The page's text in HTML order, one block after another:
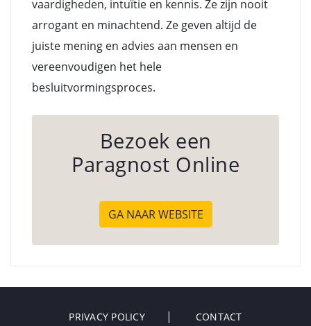
vaardigheden, intuïtie en kennis. Ze zijn nooit
arrogant en minachtend. Ze geven altijd de
juiste mening en advies aan mensen en
vereenvoudigen het hele
besluitvormingsproces.
Bezoek een
Paragnost Online
GA NAAR WEBSITE
PRIVACY POLICY CONTACT